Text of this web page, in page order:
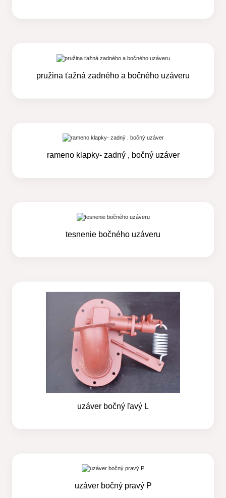
pružina ťažná zadného a bočného uzáveru
rameno klapky- zadný , bočný uzáver
tesnenie bočného uzáveru
uzáver bočný ľavý L
uzáver bočný pravý P